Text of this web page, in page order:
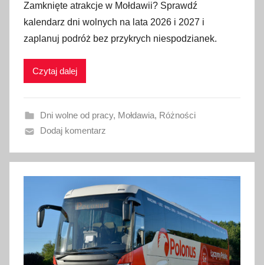
u
b
l
i
a
n
3
0
w
Zamknięte atrakcje w Mołdawii? Sprawdź
kalendarz dni wolnych na lata 2026 i 2027 i
zaplanuj podróż bez przykrych niespodzianek.
Czytaj dalej
Dni wolne od pracy, Mołdawia, Różności
Dodaj komentarz